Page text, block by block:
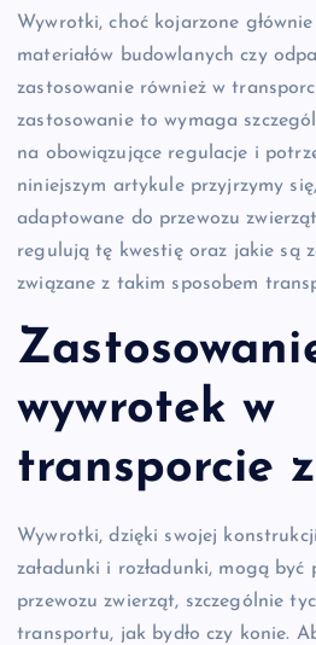
Wywrotki, choć kojarzone
materiałów budowlanych czy
zastosowanie również w
zastosowanie to wymaga
na obowiązujące regulacje i
niniejszym artykule przyjrzymy
adaptowane do przewozu
regulują tę kwestię oraz jakie są
związane z takim sposobem
wywrotek w
transporcie
Wywrotki, dzięki swojej
załadunki i rozładunki, mogą być
przewozu zwierząt, szczególnie
transportu, jak bydło czy konie.